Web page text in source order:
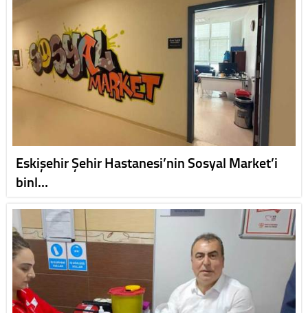
Eskişehir Şehir Hastanesi’nin Sosyal Market’i
binl…